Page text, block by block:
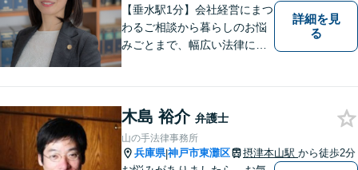
ください。
【垂水駅1分】会社経営にまつ
わるご相談から暮らしのお悩
みごとまで、幅広い法律にま
ますので、悩まれる前に、お
早めにご相談ください。
詳細を見
る
木島 裕介 弁護士
山の手法律事務所
兵庫県|神戸市東灘区 摂津本山駅 から徒歩2分